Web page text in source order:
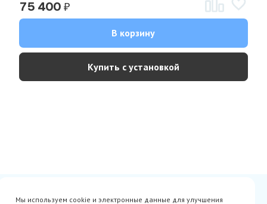
75 400 ₽
В корзину
Купить с установкой
Avito
Мы используем cookie и электронные данные для улучшения